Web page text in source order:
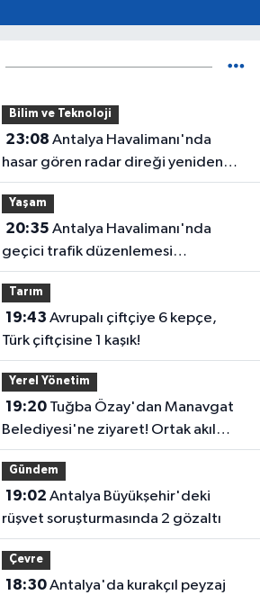
Bilim ve Teknoloji
23:08
hasar gören radar direği yeniden
hizmette
Yaşam
20:35
geçici trafik düzenlemesi
uygulanacak! Yolculara uyarı
Tarım
19:43
Türk çiftçisine 1 kaşık!
Yerel Yönetim
19:20Tuğba Özay'dan Manavgat
Belediyesi'ne ziyaret! Ortak akıl
sürecine destek verdi
Gündem
19:02
rüşvet soruşturmasında 2 gözaltı
Çevre
18:30Antalya'da kurakçıl peyzaj